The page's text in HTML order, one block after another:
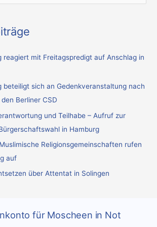
reagiert mit Freitagspredigt auf Anschlag in
beteiligt sich an Gedenkveranstaltung nach
Berliner CSD
und Teilhabe – Aufruf zur
in Hamburg
Religionsgemeinschaften rufen
auf
über Attentat in Solingen
für Moscheen in Not